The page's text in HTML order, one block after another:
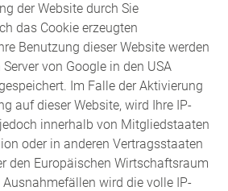
der Website durch Sie
das Cookie erzeugten
Benutzung dieser Website werden
von Google in den USA
Im Falle der Aktivierung
auf dieser Website, wird Ihre IP-
innerhalb von Mitgliedstaaten
oder in anderen Vertragsstaaten
den Europäischen Wirtschaftsraum
wird die volle IP-